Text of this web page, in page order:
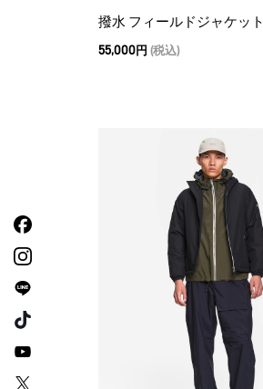
撥水 フィールドジャケット
55,000円 (税込)